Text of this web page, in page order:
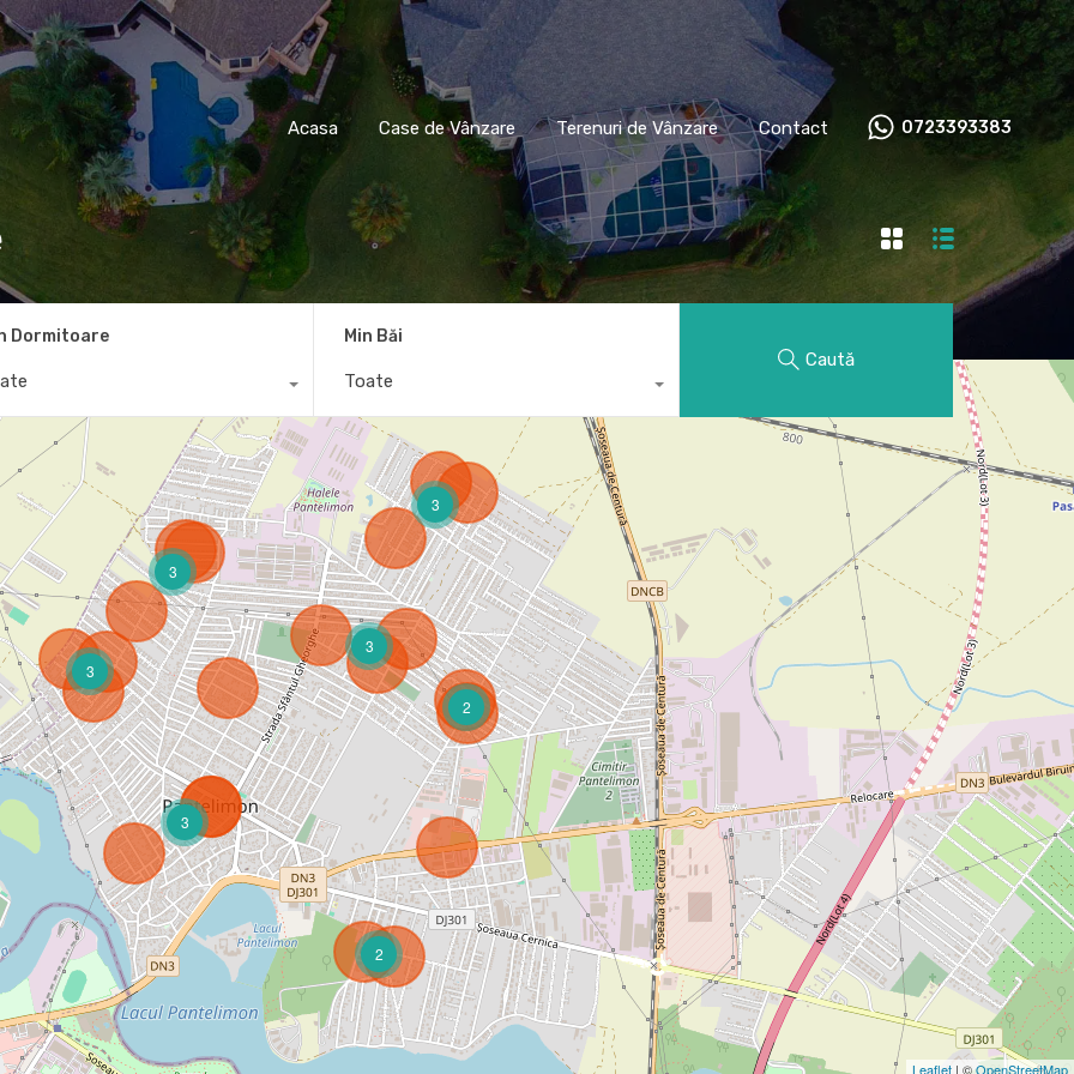
Acasa Case de Vânzare Terenuri de Vânzare Contact
0723393383
Acasa
Case de Vânzare Terenuri de Vânzare Contact 0723393383
Dormitoare Min Băi
Toate
Caută
2
3
3
3
2
3
3
Leaflet | ©OpenStreetMap